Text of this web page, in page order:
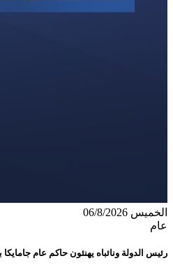
الخميس 06/8/2026
عام
رئيس الدولة ونائباه يهنئون حاكم عام